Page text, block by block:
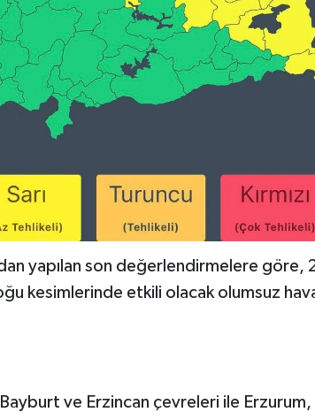
yapılan son değerlendirmelere göre,
kesimlerinde etkili olacak olumsuz
ve Erzincan çevreleri ile Erzurum,